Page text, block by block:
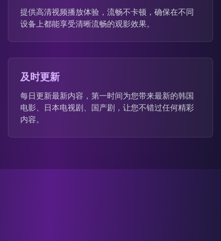
提供高清视频播放体验，流畅不卡顿，确保在不同
设备上都能享受清晰流畅的观影效果。
及时更新
每日更新最新内容，第一时间为您带来最新的韩国
电影、日本电视剧、国产剧，让您不错过任何精彩
内容。